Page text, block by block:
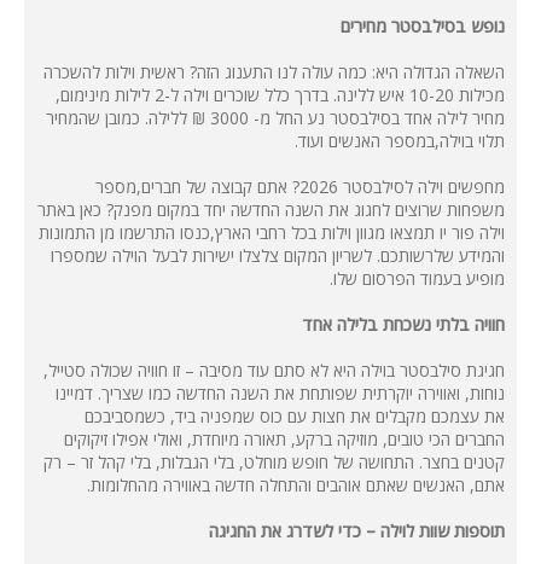
נופש בסילבסטר מחירים
השאלה הגדולה היא: כמה עולה לנו התענוג הזה? ראשית וילות להשכרה
מכילות 10-20 איש ללינה. בדרך כלל שוכרים וילה ל-2 לילות מינימום,
מחיר לילה אחד בסילבסטר נע החל מ- 3000 ₪ ללילה. כמובן שהמחיר
תלוי בוילה,במספר האנשים ועוד.
מחפשים וילה לסילבסטר 2026? אתם קבוצה של חברים,מספר
משפחות שרוצים לחגוג את השנה החדשה יחד במקום מפנק? כאן באתר
וילה פור יו תמצאו מגוון וילות בכל רחבי הארץ,כנסו התרשמו מן התמונות
והמידע שלרשותכם. לשריון המקום צלצלו ישירות לבעל הוילה שמספרו
מופיע בעמוד הפרסום שלו.
חוויה בלתי נשכחת בלילה אחד
חגיגת סילבסטר בוילה היא לא סתם עוד מסיבה – זו חוויה שכולה סטייל,
נוחות, ואווירה יוקרתית שפותחת את השנה החדשה כמו שצריך. דמיינו
את עצמכם מקבלים את חצות עם כוס שמפניה ביד, כשמסביבכם
החברים הכי טובים, מוזיקה ברקע, תאורה מיוחדת, ואולי אפילו זיקוקים
קטנים בחצר. התחושה של חופש מוחלט, בלי הגבלות, בלי קהל זר – רק
אתם, האנשים שאתם אוהבים והתחלה חדשה באווירה מהחלומות.
תוספות שוות לוילה – כדי לשדרג את החגיגה